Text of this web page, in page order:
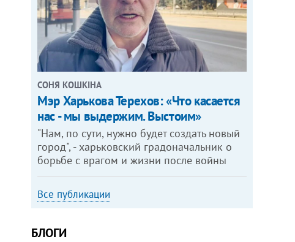
СОНЯ КОШКІНА
Мэр Харькова Терехов: «Что касается
нас - мы выдержим. Выстоим»
"Нам, по сути, нужно будет создать новый
город", - харьковский градоначальник о
борьбе с врагом и жизни после войны
Все публикации
БЛОГИ